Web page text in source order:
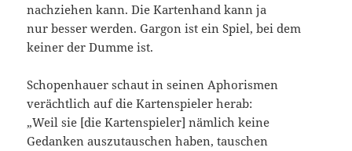
nachziehen kann. Die Kartenhand kann ja
nur besser werden. Gargon ist ein Spiel, bei dem
keiner der Dumme ist.
Schopenhauer schaut in seinen Aphorismen
verächtlich auf die Kartenspieler herab:
„Weil sie [die Kartenspieler] nämlich keine
Gedanken auszutauschen haben, tauschen